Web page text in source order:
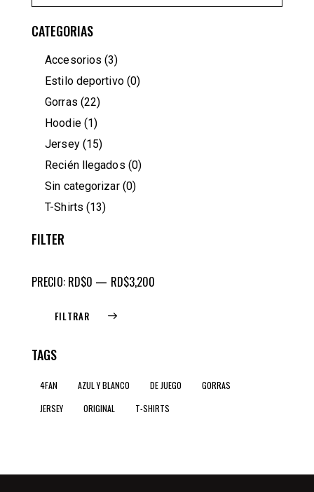
CATEGORIAS
Accesorios (3)
Estilo deportivo (0)
Gorras (22)
Hoodie (1)
Jersey (15)
Recién llegados (0)
Sin categorizar (0)
T-Shirts (13)
FILTER
FILTRAR
PRECIO: RD$0 — RD$3,200
TAGS
4FAN AZUL Y BLANCO DE JUEGO
GORRAS
JERSEY
ORIGINAL T-SHIRTS